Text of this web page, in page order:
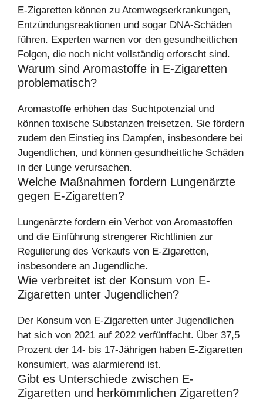
E-Zigaretten können zu Atemwegserkrankungen,
Entzündungsreaktionen und sogar DNA-Schäden
führen. Experten warnen vor den gesundheitlichen
Folgen, die noch nicht vollständig erforscht sind.
Warum sind Aromastoffe in E-Zigaretten
problematisch?
Aromastoffe erhöhen das Suchtpotenzial und
können toxische Substanzen freisetzen. Sie fördern
zudem den Einstieg ins Dampfen, insbesondere bei
Jugendlichen, und können gesundheitliche Schäden
in der Lunge verursachen.
Welche Maßnahmen fordern Lungenärzte
gegen E-Zigaretten?
Lungenärzte fordern ein Verbot von Aromastoffen
und die Einführung strengerer Richtlinien zur
Regulierung des Verkaufs von E-Zigaretten,
insbesondere an Jugendliche.
Wie verbreitet ist der Konsum von E-
Zigaretten unter Jugendlichen?
Der Konsum von E-Zigaretten unter Jugendlichen
hat sich von 2021 auf 2022 verfünffacht. Über 37,5
Prozent der 14- bis 17-Jährigen haben E-Zigaretten
konsumiert, was alarmierend ist.
Gibt es Unterschiede zwischen E-
Zigaretten und herkömmlichen Zigaretten?